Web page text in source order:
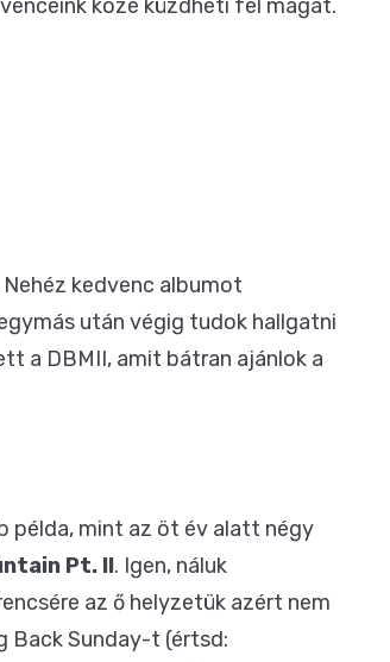
közé küzdheti fel magát.
kedvenc albumot
után végig tudok hallgatni
a DBMII, amit bátran ajánlok a
példa, mint az öt év alatt négy
Pt. II. Igen, náluk
az ő helyzetük azért nem
Back Sunday-t (értsd: